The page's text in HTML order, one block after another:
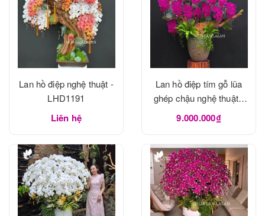
Lan hồ điệp nghệ thuật -
LHD1191
Liên hệ
Lan hồ điệp tím gỗ lũa
ghép chậu nghệ thuật -
LHD1190
9.000.000₫